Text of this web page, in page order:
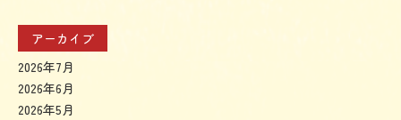
アーカイブ
2026年7月
2026年6月
2026年5月